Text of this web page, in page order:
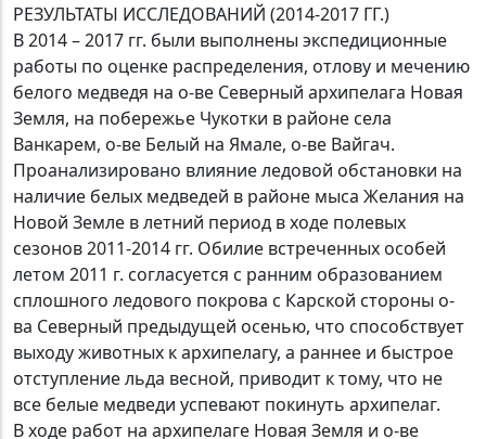
РЕЗУЛЬТАТЫ ИССЛЕДОВАНИЙ (2014-2017 ГГ.)
В 2014 – 2017 гг. были выполнены экспедиционные
работы по оценке распределения, отлову и мечению
белого медведя на о-ве Северный архипелага Новая
Земля, на побережье Чукотки в районе села
Ванкарем, о-ве Белый на Ямале, о-ве Вайгач.
Проанализировано влияние ледовой обстановки на
наличие белых медведей в районе мыса Желания на
Новой Земле в летний период в ходе полевых
сезонов 2011-2014 гг. Обилие встреченных особей
летом 2011 г. согласуется с ранним образованием
сплошного ледового покрова с Карской стороны о-
ва Северный предыдущей осенью, что способствует
выходу животных к архипелагу, а раннее и быстрое
отступление льда весной, приводит к тому, что не
все белые медведи успевают покинуть архипелаг.
В ходе работ на архипелаге Новая Земля и о-ве